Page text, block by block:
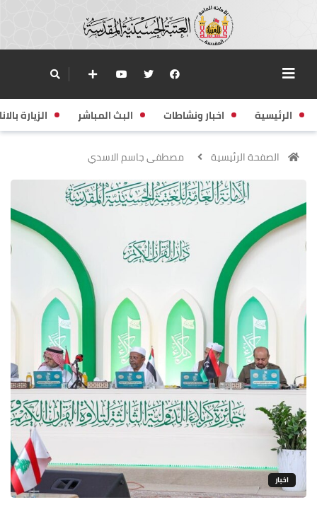
الرئيسية اخبار ونشاطات البث المباشر الزيارة
الصفحة الرئيسية مصطفى جاسم الاسدي
اخبار